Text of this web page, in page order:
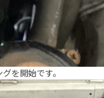
を開始です。